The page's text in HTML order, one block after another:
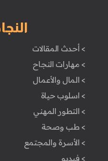
> أحدث المقالات
> مهارات النجاح
> المال والأعمال
> اسلوب حياة
> التطور المهني
> طب وصحة
> الأسرة والمجتمع
> فيديو